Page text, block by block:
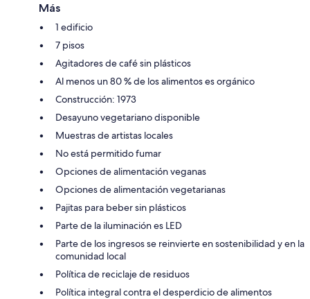
Más
1 edificio
7 pisos
Agitadores de café sin plásticos
Al menos un 80 % de los alimentos es orgánico
Construcción: 1973
Desayuno vegetariano disponible
Muestras de artistas locales
No está permitido fumar
Opciones de alimentación veganas
Opciones de alimentación vegetarianas
Pajitas para beber sin plásticos
Parte de la iluminación es LED
Parte de los ingresos se reinvierte en sostenibilidad y en la
comunidad local
Política de reciclaje de residuos
Política integral contra el desperdicio de alimentos